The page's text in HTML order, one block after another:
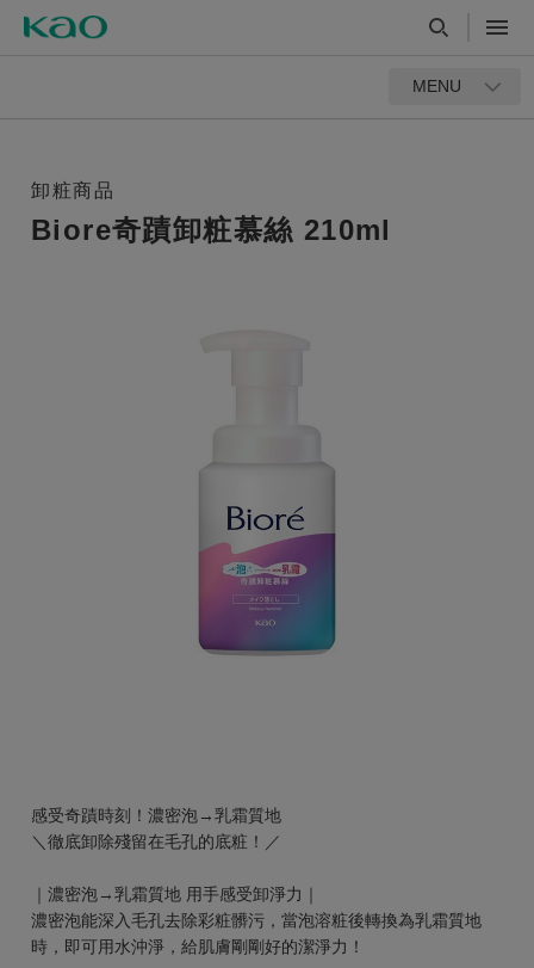
MENU
卸粧商品
Biore奇蹟卸粧慕絲 210ml
感受奇蹟時刻！濃密泡→乳霜質地
＼徹底卸除殘留在毛孔的底粧！／
｜濃密泡→乳霜質地 用手感受卸淨力｜
濃密泡能深入毛孔去除彩粧髒污，當泡溶粧後轉換為乳霜質地
時，即可用水沖淨，給肌膚剛剛好的潔淨力！